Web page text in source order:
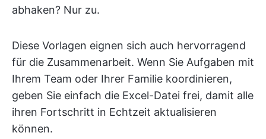
abhaken? Nur zu.
Diese Vorlagen eignen sich auch hervorragend
für die Zusammenarbeit. Wenn Sie Aufgaben mit
Ihrem Team oder Ihrer Familie koordinieren,
geben Sie einfach die Excel-Datei frei, damit alle
ihren Fortschritt in Echtzeit aktualisieren
können.